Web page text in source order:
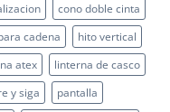
cono doble cinta
cadena
hito vertical
atex
linterna de casco
y siga
pantalla